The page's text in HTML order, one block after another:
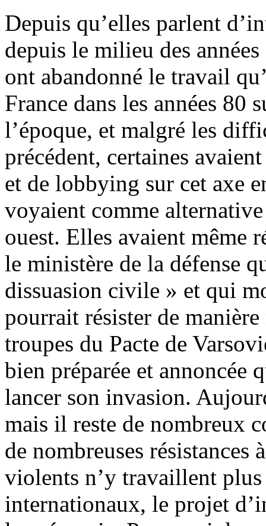
Depuis qu’elles parlent
depuis le milieu des
ont abandonné le travail
France dans les années 80
l’époque, et malgré les
précédent, certaines
et de lobbying sur cet axe
voyaient comme
ouest. Elles avaient même
le ministère de la défense
dissuasion civile » et qui
pourrait résister de
troupes du Pacte de
bien préparée et annoncée
lancer son invasion.
mais il reste de nombreux
de nombreuses
violents n’y travaillent
internationaux, le projet